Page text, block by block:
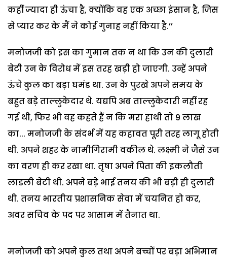
कहीं ज्यादा ही ऊंचा है, क्योंकि वह एक अच्छा इंसान है, जिस
से प्यार कर के मैं ने कोई गुनाह नहीं किया है.’’
मनोजजी को इस का गुमान तक न था कि उन की दुलारी
बेटी उन के विरोध में इस तरह खड़ी हो जाएगी. उन्हें अपने
ऊंचे कुल का बड़ा घमंड था. उन के पुरखे अपने समय के
बहुत बड़े ताल्लुकेदार थे. यद्यपि अब ताल्लुकेदारी नहीं रह
गई थी, फिर भी वह कहते हैं न कि मरा हाथी तो 9 लाख
का... मनोजजी के संदर्भ में यह कहावत पूरी तरह लागू होती
थी. अपने शहर के नामीगिरामी वकील थे. लक्ष्मी ने जैसे उन
का वरण ही कर रखा था. तृषा अपने पिता की इकलौती
लाडली बेटी थी. अपने बड़े भाई तनय की भी बड़ी ही दुलारी
थी. तनय भारतीय प्रशासनिक सेवा में चयनित हो कर,
अवर सचिव के पद पर आसाम में तैनात था.
मनोजजी को अपने कुल तथा अपने बच्चों पर बड़ा अभिमान